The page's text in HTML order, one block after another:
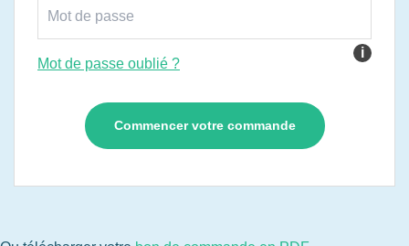
i
Mot de passe oublié ?